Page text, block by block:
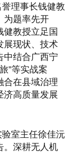
理事长钱健教
为题率先开
健教授立足国
展现状、技术
中结合广西宁
”等实战案
合在县域治理
济高质量发展
室主任徐佳沅
。深耕无人机